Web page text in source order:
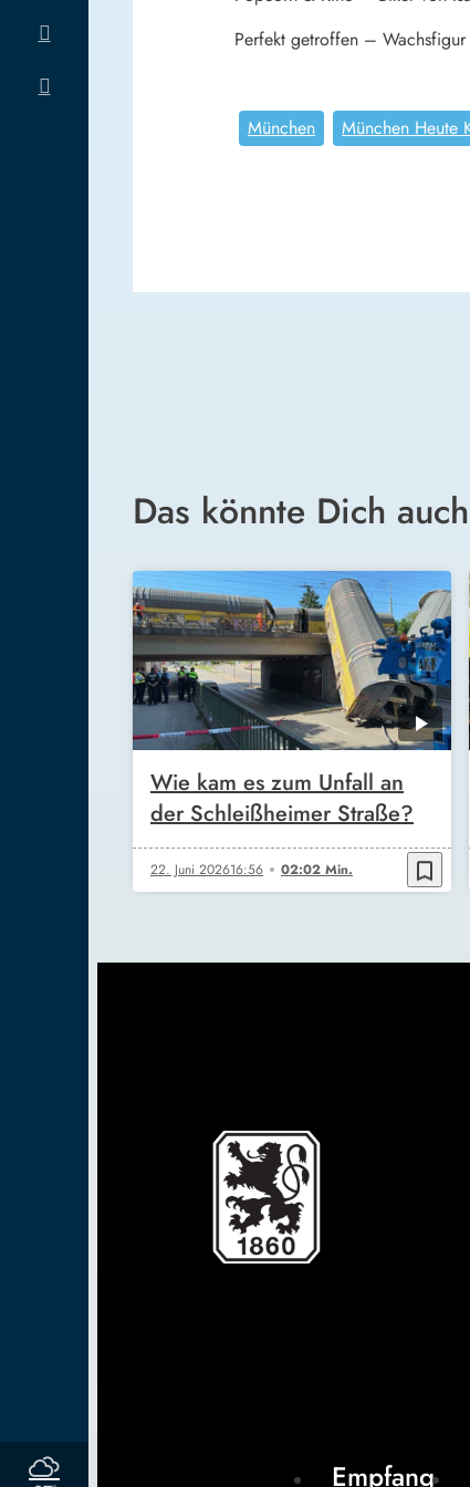
Perfekt getroffen – Wachsfigur
München München Heute
Das könnte Dich
Wie kam es zum Unfall an
der Schleißheimer Straße?
22. Juni 202616:56 02:02 Min. bookmark_border
Empfang